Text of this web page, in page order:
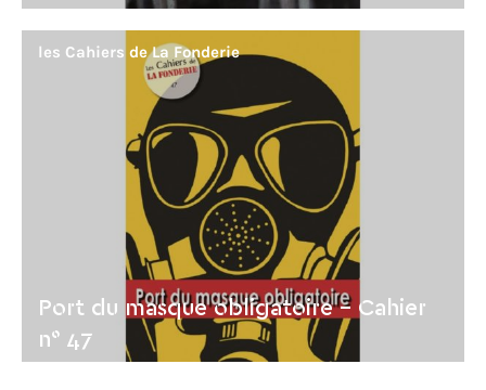
les Cahiers de La Fonderie
Port du masque obligatoire - Cahier
n° 47